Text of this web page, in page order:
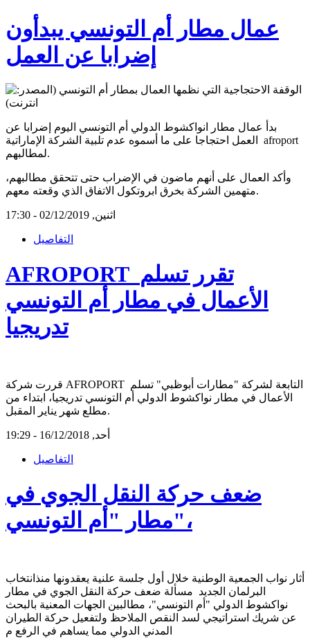
عمال مطار أم التونسي يبدأون
إضرابا عن العمل
بدأ عمال مطار انواكشوط الدولي أم التونسي اليوم إضرابا عن
العمل احتجاجا على ما أسموه عدم تلبية الشركة الإماراتية afroport
لمطالبهم.
وأكد العمال على أنهم ماضون في الإضراب حتى تتحقق مطالبهم،
متهمين الشركة بخرق ابروتكول الاتفاق الذي وقعته معهم.
اثنين, 02/12/2019 - 17:30
التفاصيل
AFROPORT تقرر تسلم
الأعمال في مطار أم التونسي
تدريجيا
قررت شركة AFROPORT التابعة لشركة "مطارات أبوظبي" تسلم
الأعمال في مطار نواكشوط الدولي أم التونسي تدريجيا، ابتداء من
مطلع شهر يناير المقبل.
أحد, 16/12/2018 - 19:29
التفاصيل
ضعف حركة النقل الجوي في
مطار "أم التونسي"،
أثار نواب الجمعية الوطنية خلال أول جلسة علنية يعقدونها منذانتخاب
البرلمان الجديد مسألة ضعف حركة النقل الجوي في مطار
نواكشوط الدولي "أم التونسي"، مطالبين الجهات المعنية بالبحث
عن شريك استراتيجي لسد النقص الملاحظ ولتفعيل حركة الطيران
المدني الدولي مما يساهم في الرفع م